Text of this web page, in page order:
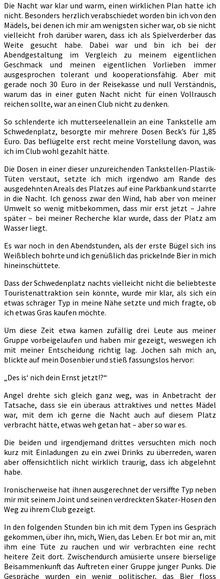
Die Nacht war klar und warm, einen wirklichen Plan hatte ich
nicht. Besonders herzlich verabschiedet worden bin ich von den
Mädels, bei denen ich mir am wenigsten sicher war, ob sie nicht
vielleicht froh darüber waren, dass ich als Spielverderber das
Weite gesucht habe. Dabei war und bin ich bei der
Abendgestaltung im Vergleich zu meinem eigentlichen
Geschmack und meinen eigentlichen Vorlieben immer
ausgesprochen tolerant und kooperationsfähig. Aber mit
gerade noch 30 Euro in der Reisekasse und null Verständnis,
warum das in einer guten Nacht nicht für einen Vollrausch
reichen sollte, war an einen Club nicht zu denken.
So schlenderte ich mutterseelenallein an eine Tankstelle am
Schwedenplatz, besorgte mir mehrere Dosen Beck’s für 1,85
Euro. Das beflügelte erst recht meine Vorstellung davon, was
ich im Club wohl gezahlt hätte.
Die Dosen in einer dieser unzureichenden Tankstellen-Plastik-
Tüten verstaut, setzte ich mich irgendwo am Rande des
ausgedehnten Areals des Platzes auf eine Parkbank und starrte
in die Nacht. Ich genoss zwar den Wind, hab aber von meiner
Umwelt so wenig mitbekommen, dass mir erst jetzt – Jahre
später – bei meiner Recherche klar wurde, dass der Platz am
Wasser liegt.
Es war noch in den Abendstunden, als der erste Bügel sich ins
Weißblech bohrte und ich genüßlich das prickelnde Bier in mich
hineinschüttete.
Dass der Schwedenplatz nachts vielleicht nicht die beliebteste
Touristenattraktion sein könnte, wurde mir klar, als sich ein
etwas schräger Typ in meine Nähe setzte und mich fragte, ob
ich etwas Gras kaufen möchte.
Um diese Zeit etwa kamen zufällig drei Leute aus meiner
Gruppe vorbeigelaufen und haben mir gezeigt, weswegen ich
mit meiner Entscheidung richtig lag. Jochen sah mich an,
blickte auf mein Dosenbier und stieß fassungslos hervor:
„Des is‘ nich dein Ernst jetzt!?“
Angel drehte sich gleich ganz weg, was in Anbetracht der
Tatsache, dass sie ein überaus attraktives und nettes Mädel
war, mit dem ich gerne die Nacht auch auf diesem Platz
verbracht hätte, etwas weh getan hat – aber so war es.
Die beiden und irgendjemand drittes versuchten mich noch
kurz mit Einladungen zu ein zwei Drinks zu überreden, waren
aber offensichtlich nicht wirklich traurig, dass ich abgelehnt
habe.
Ironischerweise hat ihnen ausgerechnet der versiffte Typ neben
mir mit seinem Joint und seinen verdreckten Skater-Hosen den
Weg zu ihrem Club gezeigt.
In den folgenden Stunden bin ich mit dem Typen ins Gespräch
gekommen, über ihn, mich, Wien, das Leben. Er bot mir an, mit
ihm eine Tüte zu rauchen und wir verbrachten eine recht
heitere Zeit dort. Zwischendurch amüsierte unsere bierselige
Beisammenkunft das Auftreten einer Gruppe junger Punks. Die
Gespräche wurden ein wenig politischer, das Bier floss